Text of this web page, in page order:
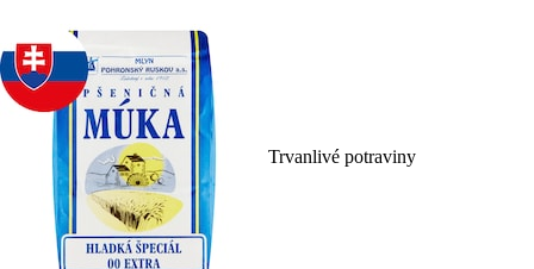
Trvanlivé potraviny